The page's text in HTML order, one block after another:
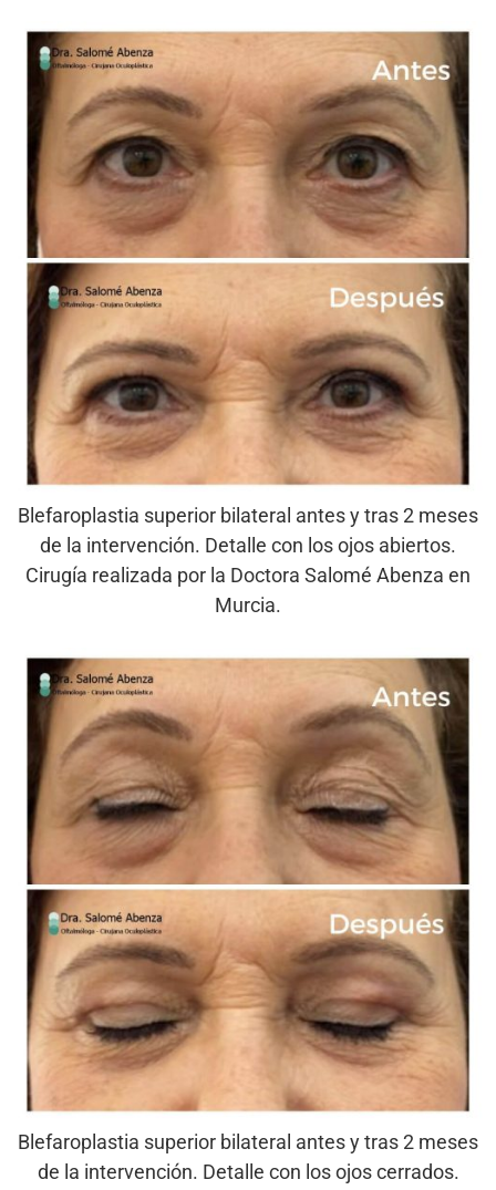
Blefaroplastia superior bilateral antes y tras 2 meses
de la intervención. Detalle con los ojos abiertos.
Cirugía realizada por la Doctora Salomé Abenza en
Murcia.
Blefaroplastia superior bilateral antes y tras 2 meses
de la intervención. Detalle con los ojos cerrados.